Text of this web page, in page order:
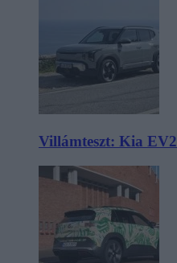
Villámteszt: Kia EV2